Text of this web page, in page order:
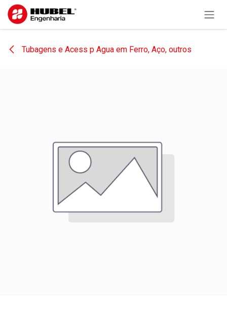
Pular para o conteúdo
Tubagens e Acess p Agua em Ferro, Aço, outros